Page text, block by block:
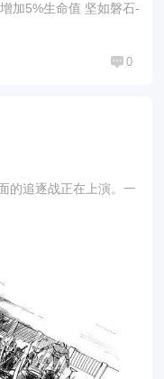
加5%生命值 坚如磐石-
0
的追逐战正在上演。一